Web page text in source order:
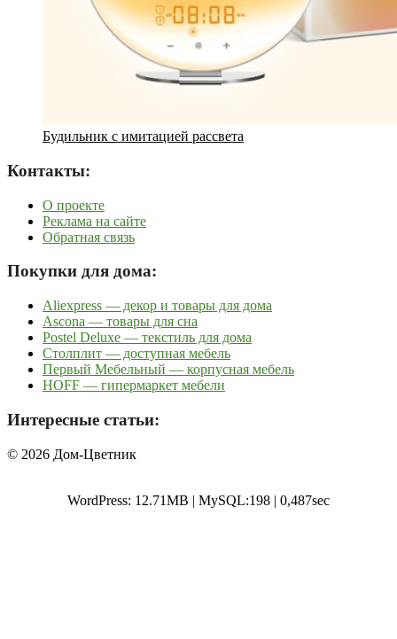
Будильник с имитацией рассвета
Контакты:
О проекте
Реклама на сайте
Обратная связь
Покупки для дома:
Aliexpress — декор и товары для дома
Ascona — товары для сна
Postel Deluxe — текстиль для дома
Столплит — доступная мебель
Первый Мебельный — корпусная мебель
HOFF — гипермаркет мебели
Интересные статьи:
© 2026 Дом-Цветник
WordPress: 12.71MB | MySQL:198 | 0,487sec